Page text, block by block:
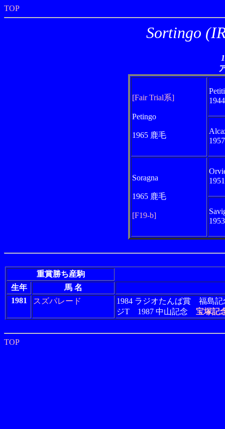
TOP
Sortingo
[Fair Trial系]
Petingo
1965 鹿毛
Soragna
1965 鹿毛
[F19-b]
重賞勝ち産駒
生年
馬 名
1981
スズパレード
1984 ラジオたんぱ賞 福島
ジT 1987 中山記念 宝塚記
TOP